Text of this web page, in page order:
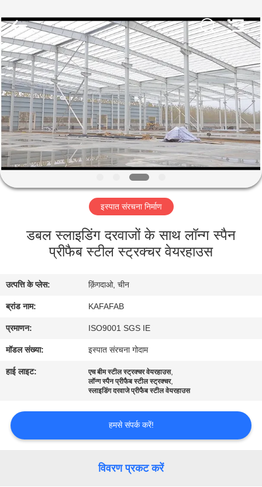
घर
उत्पाद
वीडियो
वीआर
शो
हमारे
कारखाने
का
दौरा
नियंत्रण
हमसे
Fabrication
Co.,
Ltd..
All
Rights
Reserved.
इस्पात संरचना निर्माण
डबल स्लाइडिंग दरवाजों के साथ लॉन्ग स्पैन
प्रीफैब स्टील स्ट्रक्चर वेयरहाउस
उत्पत्ति के प्लेस: क़िंगदाओ, चीन
ब्रांड नाम: KAFAFAB
प्रमाणन: ISO9001 SGS IE
मॉडल संख्या: इस्पात संरचना गोदाम
हाई लाइट: एच बीम स्टील स्ट्रक्चर वेयरहाउस,
लॉन्ग स्पैन प्रीफैब स्टील स्ट्रक्चर,
स्लाइडिंग दरवाजे प्रीफैब स्टील वेयरहाउस
हमसे संपर्क करें!
विवरण प्रकट करें